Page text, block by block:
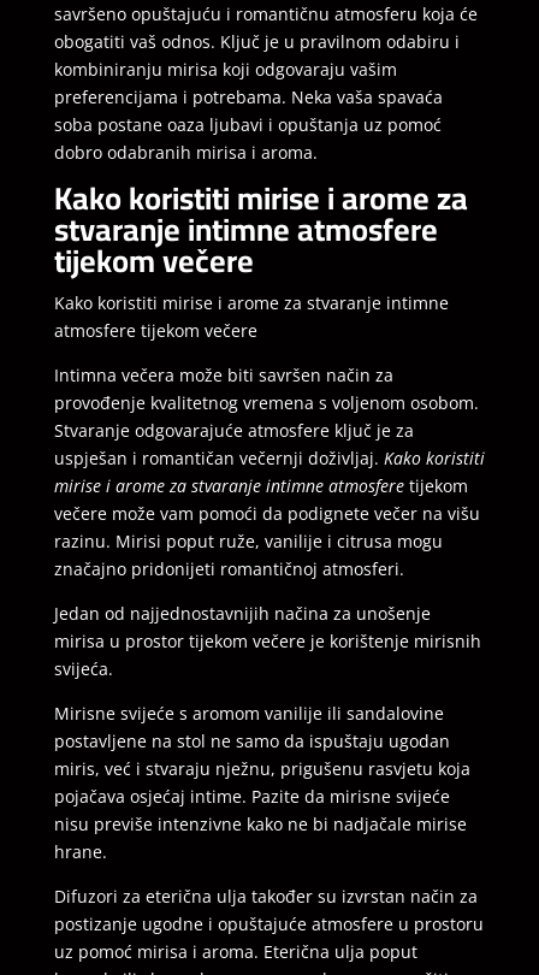
savršeno opuštajuću i romantičnu atmosferu koja će
obogatiti vaš odnos. Ključ je u pravilnom odabiru i
kombiniranju mirisa koji odgovaraju vašim
preferencijama i potrebama. Neka vaša spavaća
soba postane oaza ljubavi i opuštanja uz pomoć
dobro odabranih mirisa i aroma.
Kako koristiti mirise i arome za
stvaranje intimne atmosfere
tijekom večere
Kako koristiti mirise i arome za stvaranje intimne
atmosfere tijekom večere
Intimna večera može biti savršen način za
provođenje kvalitetnog vremena s voljenom osobom.
Stvaranje odgovarajuće atmosfere ključ je za
uspješan i romantičan večernji doživljaj. Kako koristiti
mirise i arome za stvaranje intimne atmosferetijekom
večere može vam pomoći da podignete večer na višu
razinu. Mirisi poput ruže, vanilije i citrusa mogu
značajno pridonijeti romantičnoj atmosferi.
Jedan od najjednostavnijih načina za unošenje
mirisa u prostor tijekom večere je korištenje mirisnih
svijeća.
Mirisne svijeće s aromom vanilije ili sandalovine
postavljene na stol ne samo da ispuštaju ugodan
miris, već i stvaraju nježnu, prigušenu rasvjetu koja
pojačava osjećaj intime. Pazite da mirisne svijeće
nisu previše intenzivne kako ne bi nadjačale mirise
hrane.
Difuzori za eterična ulja također su izvrstan način za
postizanje ugodne i opuštajuće atmosfere u prostoru
uz pomoć mirisa i aroma. Eterična ulja poput